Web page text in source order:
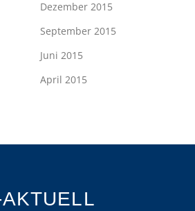
Dezember 2015
September 2015
Juni 2015
April 2015